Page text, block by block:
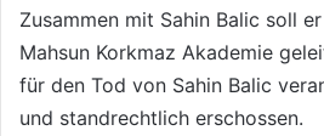
Zusammen mit Sahin Balic soll
Mahsun Korkmaz Akademie
für den Tod von Sahin Balic
und standrechtlich erschossen.